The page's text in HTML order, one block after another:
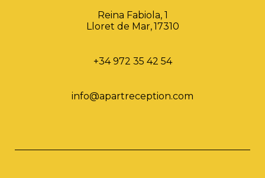
Reina Fabiola, 1
Lloret de Mar,17310
+34 972 35 42 54
info@apartreception.com